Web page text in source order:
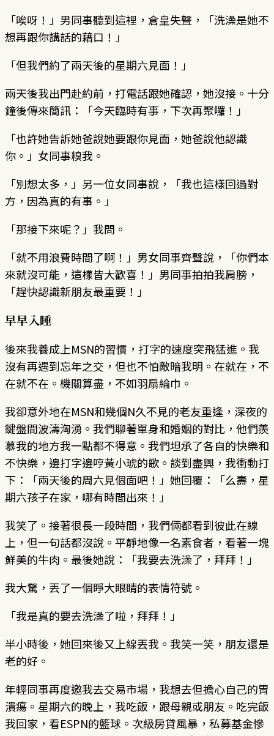
「唉呀！」男同事聽到這裡，倉皇失聲，「洗澡是她不
想再跟你講話的藉口！」
「但我們約了兩天後的星期六見面！」
兩天後我出門赴約前，打電話跟她確認，她沒接。十分
鐘後傳來簡訊：「今天臨時有事，下次再聚囉！」
「也許她告訴她爸說她要跟你見面，她爸說他認識
你。」女同事糗我。
「別想太多，」另一位女同事說，「我也這樣回過對
方，因為真的有事。」
「那接下來呢？」我問。
「就不用浪費時間了啊！」男女同事齊聲說，「你們本
來就沒可能，這樣皆大歡喜！」男同事拍拍我肩膀，
「趕快認識新朋友最重要！」
早早入睡
後來我養成上MSN的習慣，打字的速度突飛猛進。我
沒有再遇到忘年之交，但也不怕敵暗我明。在就在，不
在就不在。機關算盡，不如羽扇綸巾。
我卻意外地在MSN和幾個N久不見的老友重逢，深夜的
鍵盤間波濤洶湧。我們聊著單身和婚姻的對比，他們羨
慕我的地方我一點都不得意。我們坦承了各自的快樂和
不快樂，邊打字邊哼黃小琥的歌。談到盡興，我衝動打
下：「兩天後的周六見個面吧！」她回覆：「么壽，星
期六孩子在家，哪有時間出來！」
我笑了。接著很長一段時間，我們倆都看到彼此在線
上，但一句話都沒說。平靜地像一名素食者，看著一塊
鮮美的牛肉。最後她說：「我要去洗澡了，拜拜！」
我大驚，丟了一個睜大眼睛的表情符號。
「我是真的要去洗澡了啦，拜拜！」
半小時後，她回來後又上線丟我。我笑一笑，朋友還是
老的好。
年輕同事再度邀我去交易市場，我想去但擔心自己的胃
潰瘍。星期六的晚上，我吃飯，跟母親或朋友。吃完飯
我回家，看ESPN的籃球。次級房貸風暴，私募基金慘